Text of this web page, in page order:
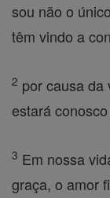
sou não o
têm vindo a
2 por causa da
estará
3 Em nossa
graça, o amor